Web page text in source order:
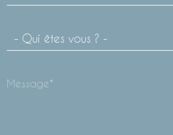
Message*